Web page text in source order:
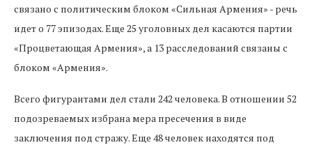
связано с политическим блоком «Сильная Армения» - речь
идет о 77 эпизодах. Еще 25 уголовных дел касаются партии
«Процветающая Армения», а 13 расследований связаны с
блоком «Армения».
Всего фигурантами дел стали 242 человека. В отношении 52
подозреваемых избрана мера пресечения в виде
заключения под стражу. Еще 48 человек находятся под